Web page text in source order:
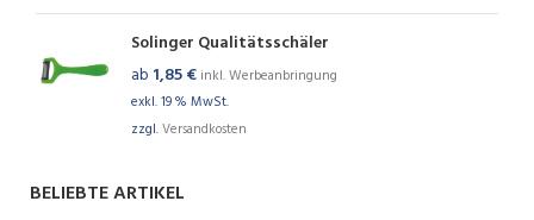
Solinger Qualitätsschäler
ab 1,85€ inkl. Werbeanbringung
exkl. 19 % MwSt.
zzgl.Versandkosten
BELIEBTE ARTIKEL